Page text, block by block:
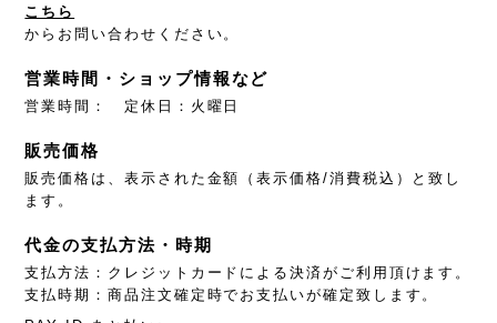
こちら
からお問い合わせください。
営業時間・ショップ情報など
営業時間： 定休日：火曜日
販売価格
販売価格は、表示された金額（表示価格/消費税込）と致し
ます。
代金の支払方法・時期
支払方法：クレジットカードによる決済がご利用頂けます。
支払時期：商品注文確定時でお支払いが確定致します。